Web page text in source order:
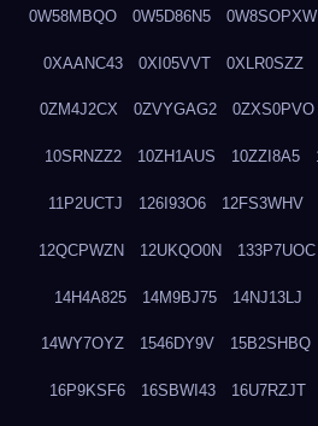
0W58MBQO 0W5D86N5 0W8SOPXW
0XAANC43 0XI05VVT 0XLR0SZZ
0ZM4J2CX 0ZVYGAG2 0ZXS0PVO
10SRNZZ2 10ZH1AUS 10ZZI8A5
11P2UCTJ 126I93O6 12FS3WHV
12QCPWZN 12UKQO0N 133P7UOC
14H4A825 14M9BJ75 14NJ13LJ
14WY7OYZ 1546DY9V 15B2SHBQ
16P9KSF6 16SBWI43 16U7RZJT